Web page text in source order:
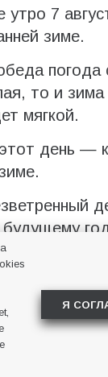
7
зиме.
погода
то и
мягкой.
день — к
на дубу
— к лютой
погоде, а
Я